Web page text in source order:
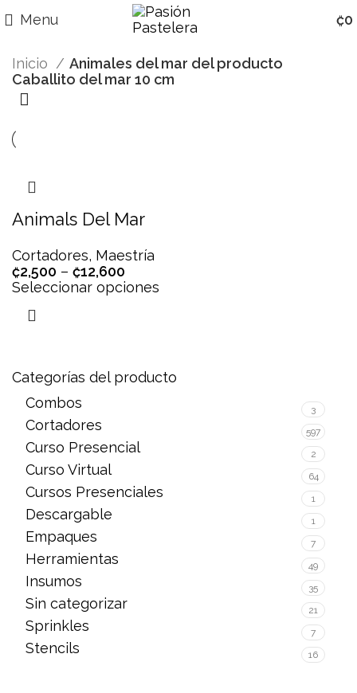
Menu ₡0
Categorías del producto
Combos
3
Cortadores 597
Curso Presencial 2
Curso Virtual 64
Cursos Presenciales 1
Descargable 1
Empaques 7
Herramientas 49
Insumos 35
Sin categorizar 21
Sprinkles 7
Stencils 16
Inicio
Animales del mar del producto
Caballito del mar 10 cm
Animals Del Mar
Cortadores, Maestría
₡2,500 – ₡12,600
Seleccionar opciones